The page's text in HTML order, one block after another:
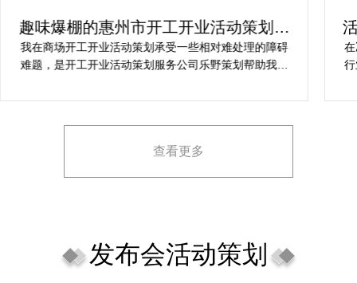
趣味爆棚的惠州市开工开业活动策划方
案精选
我在商场开工开业活动策划承受一些相对难处理的障碍
难题，是开工开业活动策划服务公司乐野策划帮助我完
场开工开业活动策划堪称完美，下次有计划还会选择乐
查看更多
发布会活动策划